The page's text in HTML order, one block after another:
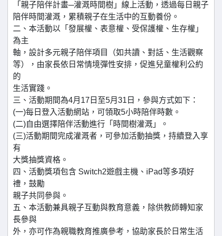
「親子陪伴計畫─灌溉時間樹」線上活動，透過每日親子
陪伴時間灌溉，累積親子在生活中的互動養份。
二、本活動以「發展權、表意權、受保護權、生存權」
為主
軸，設計多元親子陪伴項目（如共讀、對話、生活觀察
等），由家長依日常情境彈性安排，促進兒童權利公約
的
生活實踐。
三、活動期間為4月17日至5月31日，參與方式如下：
(一)每日登入活動網站，可領取5小時陪伴時數。
(二)自由選擇陪伴活動進行「時間樹灌溉」。
(三)活動期間完成灌溉者，可參加活動抽獎，持續登入享
有
大獎抽獎資格。
四、活動獎項包含 Switch2遊戲主機、iPad等多項好
禮，鼓勵
親子共同參與。
五、本活動兼具親子互動與教育意義，除供教師轉知家
長參與
外，亦可作為親職教育推廣參考，協助家長於日常生活